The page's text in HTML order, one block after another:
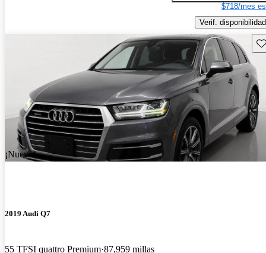
$718/mes
Verif. disponibilidad
¡Nuevo!
2019 Audi Q7
55 TFSI quattro Premium 87,959 millas